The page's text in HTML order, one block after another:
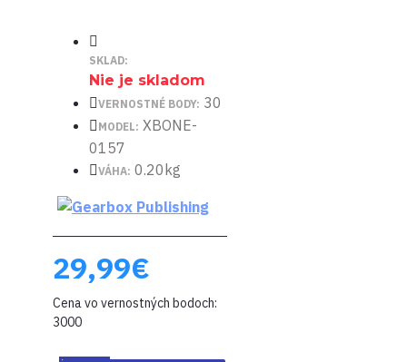
SKLAD:
Nie je skladom
VERNOSTNÉ BODY: 30
MODEL: XBONE-
0157
VÁHA: 0.20kg
29,99€
Cena vo vernostných bodoch:
3000